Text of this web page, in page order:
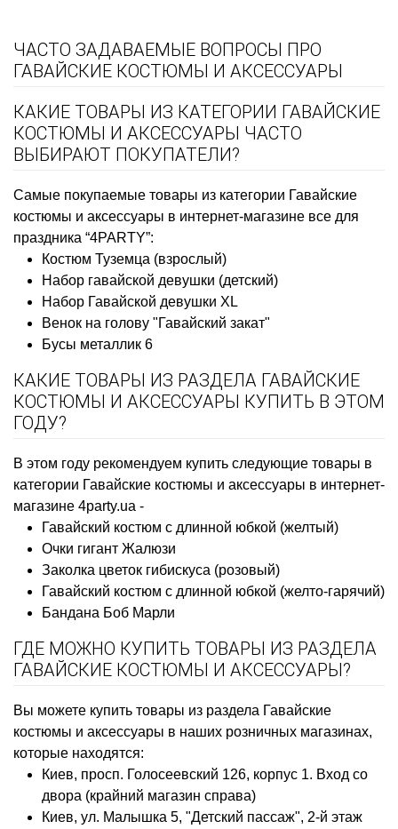
ЧАСТО ЗАДАВАЕМЫЕ ВОПРОСЫ ПРО
ГАВАЙСКИЕ КОСТЮМЫ И АКСЕССУАРЫ
КАКИЕ ТОВАРЫ ИЗ КАТЕГОРИИ ГАВАЙСКИЕ
КОСТЮМЫ И АКСЕССУАРЫ ЧАСТО
ВЫБИРАЮТ ПОКУПАТЕЛИ?
Самые покупаемые товары из категории Гавайские
костюмы и аксессуары в интернет-магазине все для
праздника “4PARTY”:
Костюм Туземца (взрослый)
Набор гавайской девушки (детский)
Набор Гавайской девушки XL
Венок на голову "Гавайский закат"
Бусы металлик 6
КАКИЕ ТОВАРЫ ИЗ РАЗДЕЛА ГАВАЙСКИЕ
КОСТЮМЫ И АКСЕССУАРЫ КУПИТЬ В ЭТОМ
ГОДУ?
В этом году рекомендуем купить следующие товары в
категории Гавайские костюмы и аксессуары в интернет-
магазине 4party.ua -
Гавайский костюм с длинной юбкой (желтый)
Очки гигант Жалюзи
Заколка цветок гибискуса (розовый)
Гавайский костюм с длинной юбкой (желто-гарячий)
Бандана Боб Марли
ГДЕ МОЖНО КУПИТЬ ТОВАРЫ ИЗ РАЗДЕЛА
ГАВАЙСКИЕ КОСТЮМЫ И АКСЕССУАРЫ?
Вы можете купить товары из раздела Гавайские
костюмы и аксессуары в наших розничных магазинах,
которые находятся:
Киев, просп. Голосеевский 126, корпус 1. Вход со
двора (крайний магазин справа)
Киев, ул. Малышка 5, "Детский пассаж", 2-й этаж